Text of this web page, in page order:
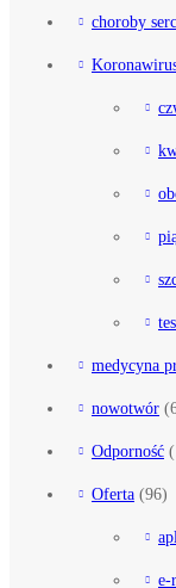
choroby
medycyna
nowotwór
Odporność
Oferta (96)
e-